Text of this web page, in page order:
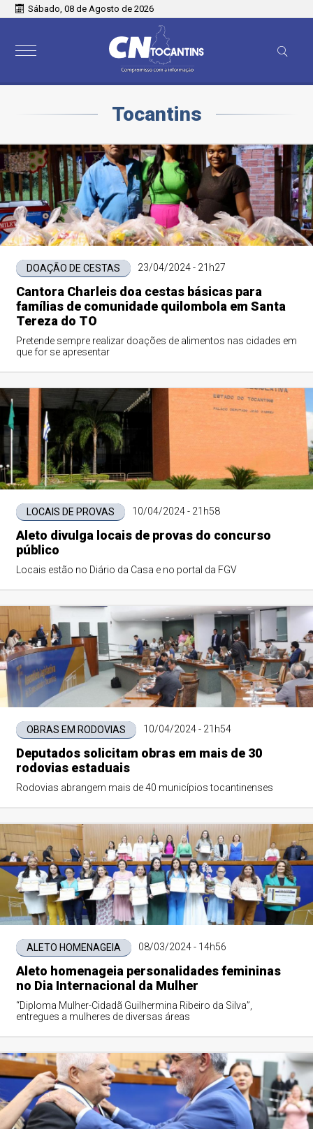
Sábado, 08 de Agosto de 2026
Tocantins
DOAÇÃO DE CESTAS 23/04/2024 - 21h27
Cantora Charleis doa cestas básicas para
famílias de comunidade quilombola em Santa
Tereza do TO
Pretende sempre realizar doações de alimentos nas cidades em
que for se apresentar
LOCAIS DE PROVAS 10/04/2024 - 21h58
Aleto divulga locais de provas do concurso
público
Locais estão no Diário da Casa e no portal da FGV
OBRAS EM RODOVIAS 10/04/2024 - 21h54
Deputados solicitam obras em mais de 30
rodovias estaduais
Rodovias abrangem mais de 40 municípios tocantinenses
ALETO HOMENAGEIA 08/03/2024 - 14h56
Aleto homenageia personalidades femininas
no Dia Internacional da Mulher
“Diploma Mulher-Cidadã Guilhermina Ribeiro da Silva”,
entregues a mulheres de diversas áreas